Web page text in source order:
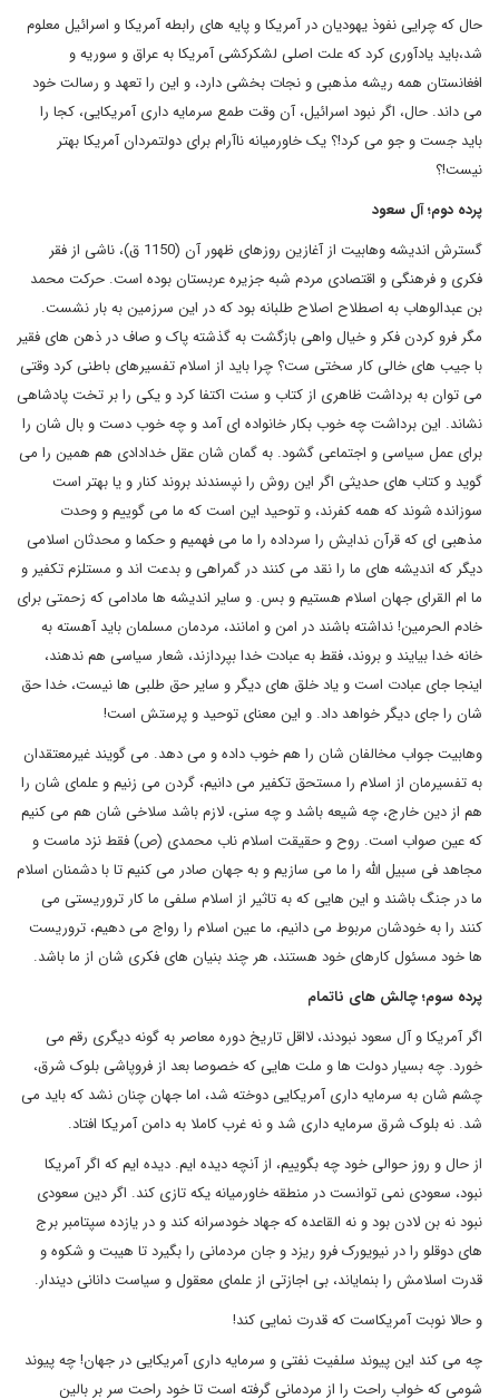
حال که چرایی نفوذ یهودیان در آمریکا و پایه های رابطه آمریکا و اسرائیل معلوم
شد،باید یادآوری کرد که علت اصلی لشکرکشی آمریکا به عراق و سوریه و
افغانستان همه ریشه مذهبی و نجات بخشی دارد، و این را تعهد و رسالت خود
می داند. حال، اگر نبود اسرائیل، آن وقت طمع سرمایه داری آمریکایی، کجا را
باید جست و جو می کرد!؟ یک خاورمیانه ناآرام برای دولتمردان آمریکا بهتر
نیست!؟
پرده دوم؛ آل سعود
گسترش اندیشه وهابیت از آغازین روزهای ظهور آن (1150 ق)، ناشی از فقر
فکری و فرهنگی و اقتصادی مردم شبه جزیره عربستان بوده است. حرکت محمد
بن عبدالوهاب به اصطلاح اصلاح طلبانه بود که در این سرزمین به بار نشست.
مگر فرو کردن فکر و خیال واهی بازگشت به گذشته پاک و صاف در ذهن های فقیر
با جیب های خالی کار سختی ست؟ چرا باید از اسلام تفسیرهای باطنی کرد وقتی
می توان به برداشت ظاهری از کتاب و سنت اکتفا کرد و یکی را بر تخت پادشاهی
نشاند. این برداشت چه خوب بکار خانواده ای آمد و چه خوب دست و بال شان را
برای عمل سیاسی و اجتماعی گشود. به گمان شان عقل خدادادی هم همین را می
گوید و کتاب های حدیثی اگر این روش را نپسندند بروند کنار و یا بهتر است
سوزانده شوند که همه کفرند، و توحید این است که ما می گوییم و وحدت
مذهبی ای که قرآن ندایش را سرداده را ما می فهمیم و حکما و محدثان اسلامی
دیگر که اندیشه های ما را نقد می کنند در گمراهی و بدعت اند و مستلزم تکفیر و
ما ام القرای جهان اسلام هستیم و بس. و سایر اندیشه ها مادامی که زحمتی برای
خادم الحرمین! نداشته باشند در امن و امانند، مردمان مسلمان باید آهسته به
خانه خدا بیایند و بروند، فقط به عبادت خدا بپردازند، شعار سیاسی هم ندهند،
اینجا جای عبادت است و یاد خلق های دیگر و سایر حق طلبی ها نیست، خدا حق
شان را جای دیگر خواهد داد. و این معنای توحید و پرستش است!
وهابیت جواب مخالفان شان را هم خوب داده و می دهد. می گویند غیرمعتقدان
به تفسیرمان از اسلام را مستحق تکفیر می دانیم، گردن می زنیم و علمای شان را
هم از دین خارج، چه شیعه باشد و چه سنی، لازم باشد سلاخی شان هم می کنیم
که عین صواب است. روح و حقیقت اسلام ناب محمدی (ص) فقط نزد ماست و
مجاهد فی سبیل الله را ما می سازیم و به جهان صادر می کنیم تا با دشمنان اسلام
ما در جنگ باشند و این هایی که به تاثیر از اسلام سلفی ما کار تروریستی می
کنند را به خودشان مربوط می دانیم، ما عین اسلام را رواج می دهیم، تروریست
ها خود مسئول کارهای خود هستند، هر چند بنیان های فکری شان از ما باشد.
پرده سوم؛ چالش های ناتمام
اگر آمریکا و آل سعود نبودند، لااقل تاریخ دوره معاصر به گونه دیگری رقم می
خورد. چه بسیار دولت ها و ملت هایی که خصوصا بعد از فروپاشی بلوک شرق،
چشم شان به سرمایه داری آمریکایی دوخته شد، اما جهان چنان نشد که باید می
شد. نه بلوک شرق سرمایه داری شد و نه غرب کاملا به دامن آمریکا افتاد.
از حال و روز حوالی خود چه بگوییم، از آنچه دیده ایم. دیده ایم که اگر آمریکا
نبود، سعودی نمی توانست در منطقه خاورمیانه یکه تازی کند. اگر دین سعودی
نبود نه بن لادن بود و نه القاعده که جهاد خودسرانه کند و در یازده سپتامبر برج
های دوقلو را در نیویورک فرو ریزد و جان مردمانی را بگیرد تا هیبت و شکوه و
قدرت اسلامش را بنمایاند، بی اجازتی از علمای معقول و سیاست دانانی دیندار.
و حالا نوبت آمریکاست که قدرت نمایی کند!
چه می کند این پیوند سلفیت نفتی و سرمایه داری آمریکایی در جهان! چه پیوند
شومی که خواب راحت را از مردمانی گرفته است تا خود راحت سر بر بالین